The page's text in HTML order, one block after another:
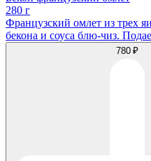
280 г
Французский омлет из трех
бекона и соуса блю-чиз.
780 ₽